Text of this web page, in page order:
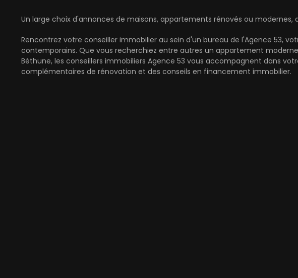
Un large choix d'annonces de maisons, appartements rénovés ou
Rencontrez votre conseiller immobilier au sein d'un bureau de l'Agence 53,
contemporains. Que vous recherchiez entre autres un appartement
Béthune, les conseillers immobiliers Agence 53 vous accompagnent dans
complémentaires de rénovation et des conseils en financement immobilier.